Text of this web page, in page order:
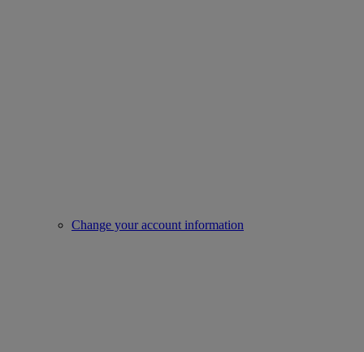
Change your account information